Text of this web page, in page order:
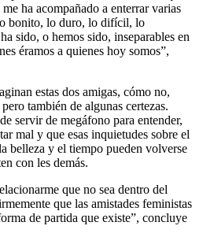
ha acompañado a enterrar varias
bonito, lo duro, lo difícil, lo
sido, o hemos sido, inseparables en
éramos a quienes hoy somos”,
estas dos amigas, cómo no,
también de algunas certezas.
servir de megáfono para entender,
mal y que esas inquietudes sobre el
belleza y el tiempo pueden volverse
con les demás.
que no sea dentro del
que las amistades feministas
de partida que existe”, concluye